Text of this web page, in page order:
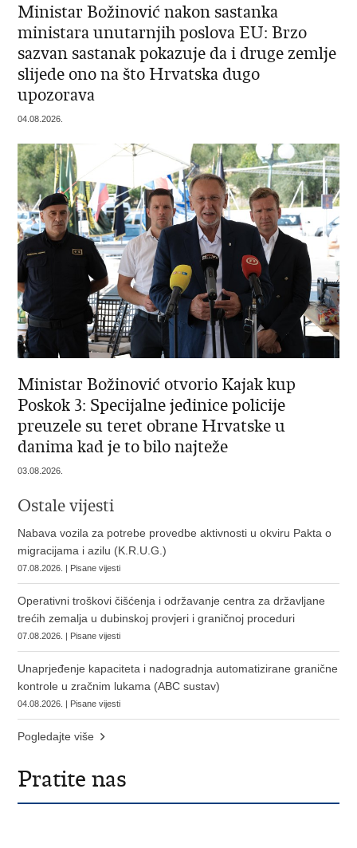
Ministar Božinović nakon sastanka
ministara unutarnjih poslova EU: Brzo
sazvan sastanak pokazuje da i druge zemlje
slijede ono na što Hrvatska dugo
upozorava
04.08.2026.
Ministar Božinović otvorio Kajak kup
Poskok 3: Specijalne jedinice policije
preuzele su teret obrane Hrvatske u
danima kad je to bilo najteže
03.08.2026.
Ostale vijesti
Nabava vozila za potrebe provedbe aktivnosti u okviru Pakta o
migracijama i azilu (K.R.U.G.)
07.08.2026. | Pisane vijesti
Operativni troškovi čišćenja i održavanje centra za državljane
trećih zemalja u dubinskoj provjeri i graničnoj proceduri
07.08.2026. | Pisane vijesti
Unaprjeđenje kapaciteta i nadogradnja automatizirane granične
kontrole u zračnim lukama (ABC sustav)
04.08.2026. | Pisane vijesti
Pogledajte više
Pratite nas